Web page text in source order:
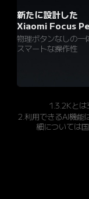
新たに設計した
Xiaomi Focus
物理ボタンなしの一
スマートな操作性
1.3.2Kとは
2.利用できるAI機能
細については